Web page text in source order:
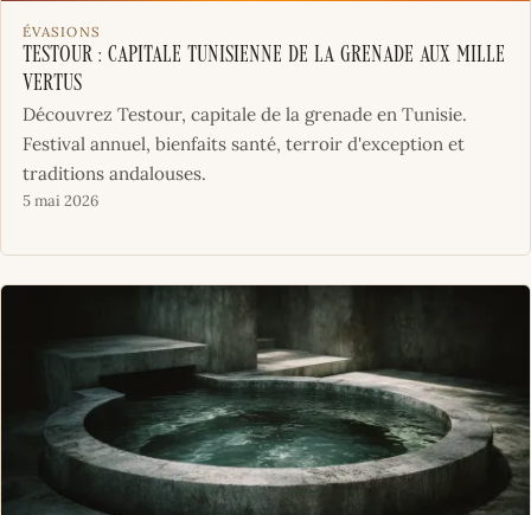
ÉVASIONS
Testour : Capitale tunisienne de la grenade aux mille
vertus
Découvrez Testour, capitale de la grenade en Tunisie.
Festival annuel, bienfaits santé, terroir d'exception et
traditions andalouses.
5 mai 2026